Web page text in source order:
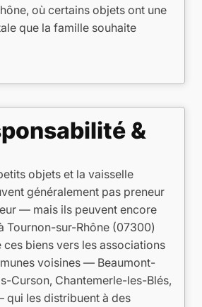
où certains objets ont une
que la famille souhaite
&
objets et la vaisselle
généralement pas preneur
— mais ils peuvent encore
Tournon-sur-Rhône (07300)
biens vers les associations
voisines — Beaumont-
Curson, Chantemerle-les-Blés,
qui les distribuent à des